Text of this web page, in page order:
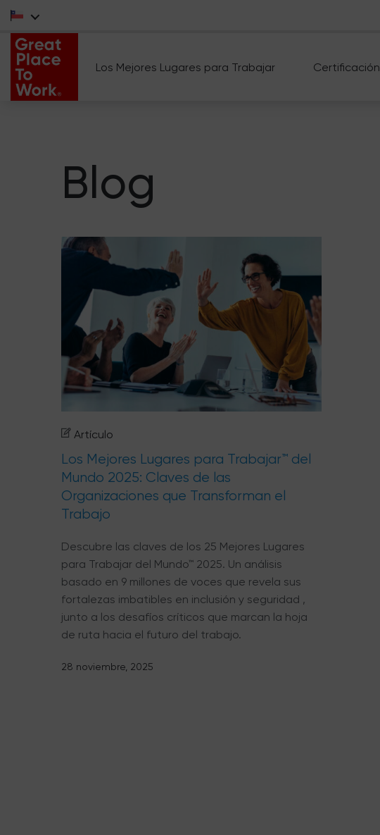
Los Mejores Lugares para Trabajar Certificación
Blog
Artículo
Los Mejores Lugares para Trabajar™ del
Mundo 2025: Claves de las
Organizaciones que Transforman el
Trabajo
Descubre las claves de los 25 Mejores Lugares
para Trabajar del Mundo™ 2025. Un análisis
basado en 9 millones de voces que revela sus
fortalezas imbatibles en inclusión y seguridad ,
junto a los desafíos críticos que marcan la hoja
de ruta hacia el futuro del trabajo.
28 noviembre, 2025